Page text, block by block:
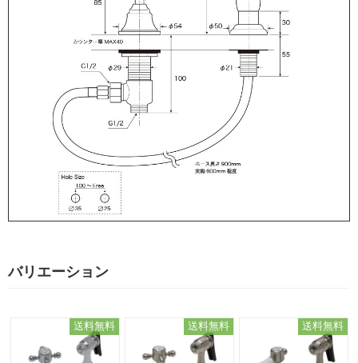
バリエーション
送料無料 送料無料 送料無料